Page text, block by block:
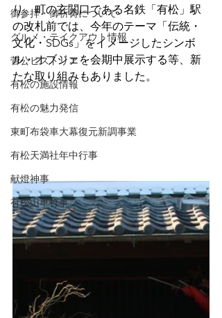
御参拝・御祈祷について
グルメ・テイクアウト情報
菅公ヒストリア
有松の施設情報
有松の魅力発信
東町布袋車大幕復元新調事業
有松天満社年中行事
献燈神事
有松山車行事
り、町の玄関口である名鉄「有松」駅
の改札前では、今年のテーマ「伝統・
文化・SDGs」をイメージしたシンボ
ル・オブジェを会期中展示する等、新
たな取り組みもありました。